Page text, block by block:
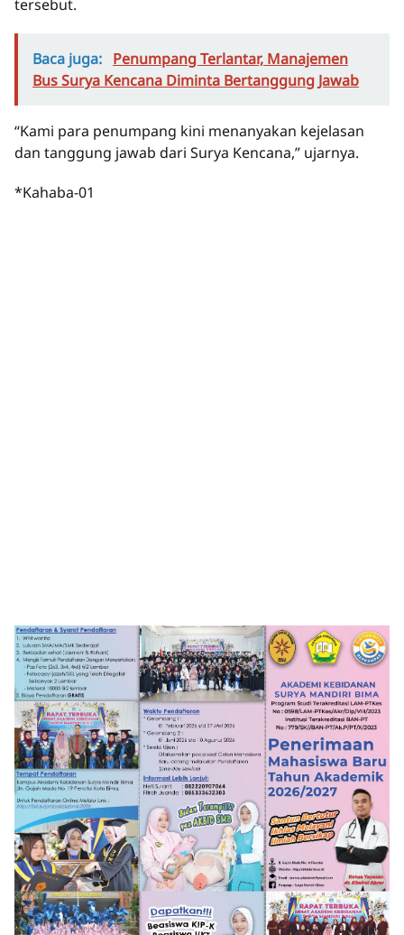
tersebut.
Baca juga: Penumpang Terlantar, Manajemen
Bus Surya Kencana Diminta Bertanggung Jawab
“Kami para penumpang kini menanyakan kejelasan
dan tanggung jawab dari Surya Kencana,” ujarnya.
*Kahaba-01